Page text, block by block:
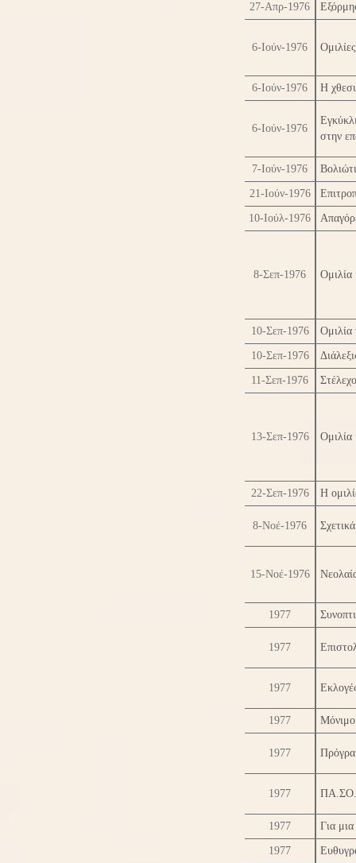
27-Απρ-1976
6-Ιούν-1976
6-Ιούν-1976 Η
6-Ιούν-1976
στην
7-Ιούν-1976
21-Ιούν-1976
10-Ιούλ-1976
8-Σεπ-1976 Ομιλία
10-Σεπ-1976
10-Σεπ-1976
11-Σεπ-1976
13-Σεπ-1976
22-Σεπ-1976 Η
8-Νοέ-1976
15-Νοέ-1976
1977
1977
1977
1977
1977
1977
1977 Για
1977